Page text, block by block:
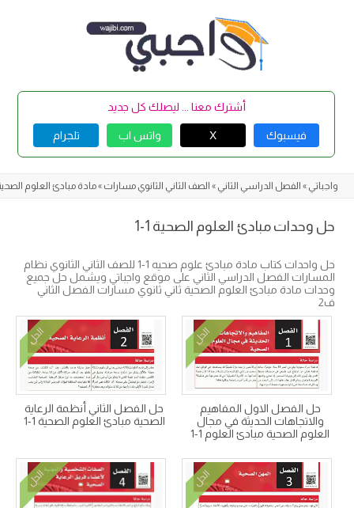
أشترك معنا ... ليصلك كل جديد
فيسبوك X واتس اب تلجرام
واجباتي » الفصل الدراسي الثاني » الصف الثاني الثانوي مسارات »مادة مبادئ العلوم الصحية
حل وحدات مبادئ العلوم الصحية 1-1
حل واحدات كتاب مادة مبادئ علوم صحيه 1-1 للصف الثاني الثانوي نظام
المسارات الفصل الدراسي الثاني على موقع واجباتي ويشمل حل جميع
وحدات مادة مبادئ العلوم الصحية ثاني ثانوي مسارات الفصل الثاني
ف2
الحل
حل الفصل الاول المفاهيم
والاتجاهات الحديثة في مجال
العلوم الصحية مبادئ العلوم 1-1
الحل
حل الفصل الثاني أنظمة الرعاية
الصحية مبادئ العلوم الصحية 1-1
الحل الحل